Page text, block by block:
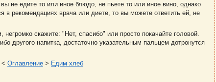
не едите то или иное блюдо, не пьете то или иное вино, однако
в рекомендациях врача или диете, то вы можете ответить ей, не
скажите: "Нет, спасибо" или просто покачайте головой.
другого напитка, достаточно указательным пальцем дотронутся
< Оглавление > Едим хлеб